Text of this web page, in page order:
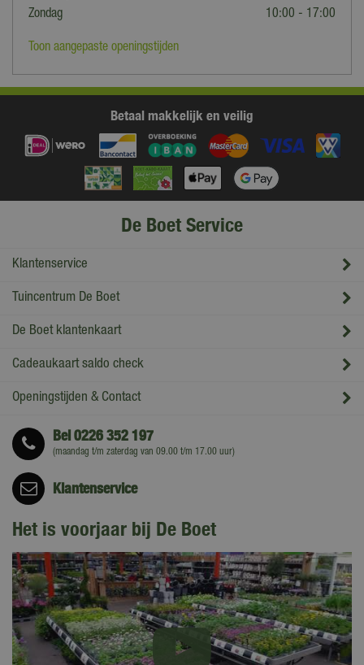
Zondag
10:00 - 17:00
Toon aangepaste openingstijden
Betaal makkelijk en veilig
De Boet Service
Klantenservice
Tuincentrum De Boet
De Boet klantenkaart
Cadeaukaart saldo check
Openingstijden & Contact
Bel0226 352 197
(maandag t/m zaterdag van 09.00 t/m 17.00 uur)
Klantenservice
Het is voorjaar bij De Boet